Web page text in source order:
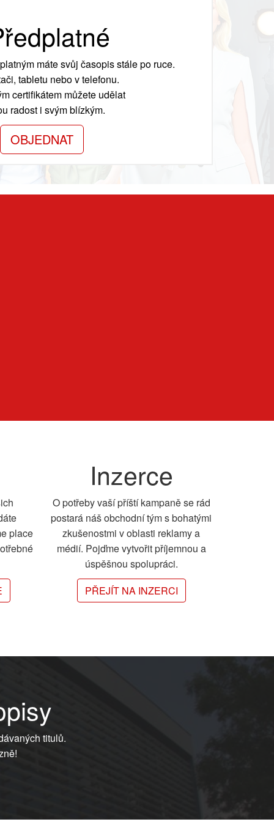
máte svůj časopis stále po ruce.
tabletu nebo v telefonu.
certifikátem můžete udělat
radost i svým blízkým.
OBJEDNAT
place
Inzerce
O potřeby vaší příští kampaně se rád
postará náš obchodní tým s bohatými
zkušenostmi v oblasti reklamy a
médií. Pojďme vytvořit příjemnou a
úspěšnou spolupráci.
PŘEJÍT NA INZERCI
titulů.